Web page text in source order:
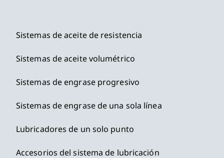
Sistemas de aceite de resistencia
Sistemas de aceite volumétrico
Sistemas de engrase progresivo
Sistemas de engrase de una sola línea
Lubricadores de un solo punto
Accesorios del sistema de lubricación